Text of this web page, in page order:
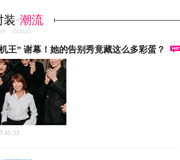
装•潮流
王” 谢幕！她的告别秀竟藏这么多彩蛋？